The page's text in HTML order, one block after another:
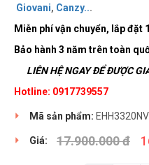
Giovani, Canzy...
Miễn phí vận chuyển, lắp đặt
Bảo hành 3 năm trên toàn
LIÊN HỆ NGAY ĐỂ ĐƯỢC
Hotline: 0917739557
Mã sản phẩm:
Giá: 17.900.000 đ